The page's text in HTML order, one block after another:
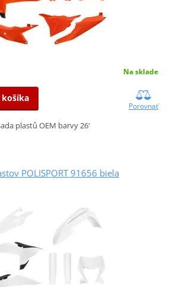
Na sklade
košíka
Porovnať
plastů OEM barvy 26'
POLISPORT 91656 biela